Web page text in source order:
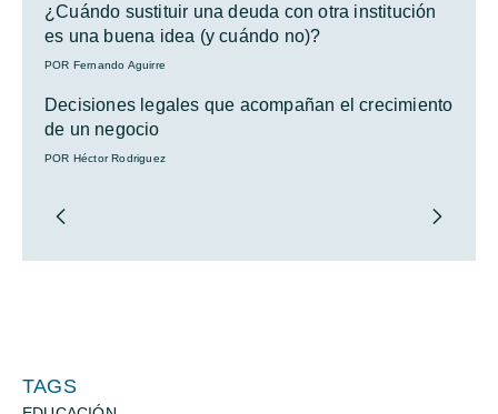
¿Cuándo sustituir una deuda con otra institución
es una buena idea (y cuándo no)?
POR Fernando Aguirre
Decisiones legales que acompañan el crecimiento
de un negocio
POR Héctor Rodriguez
TAGS